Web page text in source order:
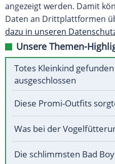
angezeigt werden. Damit
Daten an Drittplattformen
dazu in unseren
Unsere Themen-
Totes Kleinkind
ausgeschlossen
Diese Promi-Outfits
Was bei der
Die schlimmsten Bad